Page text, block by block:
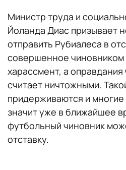
Министр труда и
Йоланда Диас призывает
отправить Рубиалеса в
совершенное чиновником
харассмент, а
считает ничтожными.
придерживаются и многие
значит уже в ближайшее
футбольный чиновник
отставку.